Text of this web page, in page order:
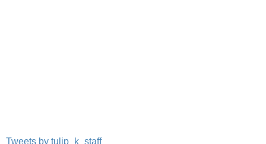
Tweets by tulip_k_staff